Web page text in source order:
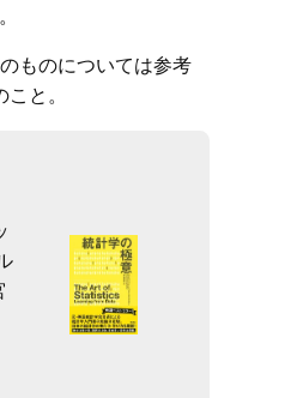
ものについては参考
と。